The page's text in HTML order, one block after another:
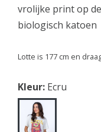
vrolijke print op
biologisch katoen
Lotte is 177 cm en
Kleur: Ecru